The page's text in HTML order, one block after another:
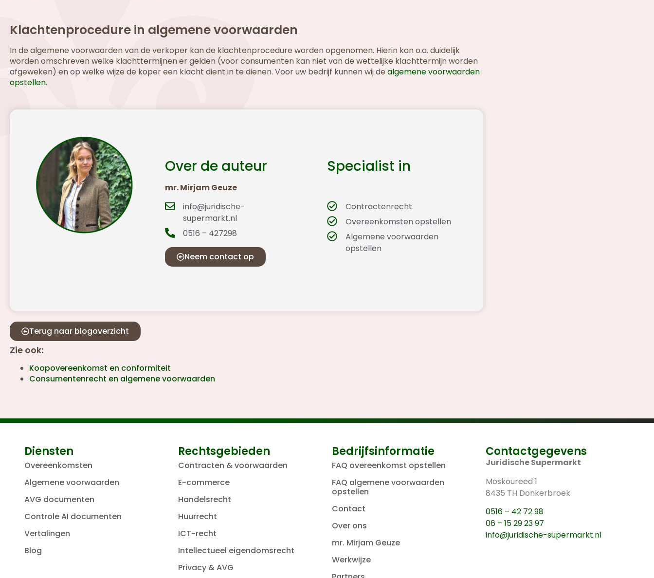
Klachtenprocedure in algemene voorwaarden
In de algemene voorwaarden van de verkoper kan de klachtenprocedure worden opgenomen. Hierin kan o.a. duidelijk
worden omschreven welke klachttermijnen er gelden (voor consumenten kan niet van de wettelijke klachttermijn worden
afgeweken) en op welke wijze de koper een klacht dient in te dienen. Voor uw bedrijf kunnen wij de algemene voorwaarden
opstellen.
Over de auteur
mr. Mirjam Geuze
info@juridische-
supermarkt.nl
0516 – 427298
Neem contact op
Specialist in
Contractenrecht
Overeenkomsten opstellen
Algemene voorwaarden
opstellen
Terug naar blogoverzicht
Zie ook:
Koopovereenkomst en conformiteit
Consumentenrecht en algemene voorwaarden
Diensten
Overeenkomsten
Algemene voorwaarden
AVG documenten
Controle AI documenten
Vertalingen
Blog
Rechtsgebieden
Contracten & voorwaarden
E-commerce
Handelsrecht
Huurrecht
ICT-recht
Intellectueel eigendomsrecht
Privacy & AVG
Bedrijfsinformatie
FAQ overeenkomst opstellen
FAQ algemene voorwaarden
opstellen
Contact
Over ons
mr. Mirjam Geuze
Werkwijze
Contactgegevens
Juridische Supermarkt
Moskoureed 1
8435 TH Donkerbroek
0516 – 42 72 98
06 – 15 29 23 97
info@juridische-supermarkt.nl